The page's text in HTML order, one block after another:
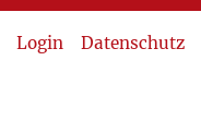
Login Datenschutz